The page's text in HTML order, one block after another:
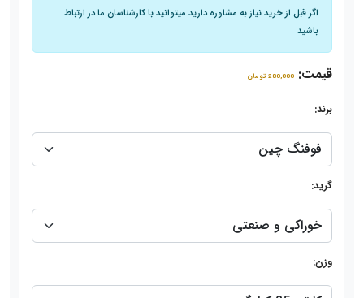
اگر قبل از خرید نیاز به مشاوره دارید میتوانید با کارشناسان ما در ارتباط
باشید
قیمت: 280,000 تومان
برند:
گرید:
وزن: